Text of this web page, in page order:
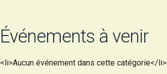
Événements à venir
<li>Aucun événement dans cette catégorie</li>